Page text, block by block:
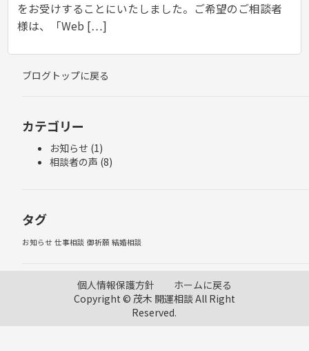
をお受けすることにいたしました。ご希望のご相談者
様は、「Web […]
ブログトップに戻る
カテゴリー
お知らせ (1)
相談者の声 (8)
タグ
お知らせ 仕事相談 御祈願 結婚相談
個人情報保護方針
ホームに戻る
Copyright © 茂木 開運相談 All Right
Reserved.